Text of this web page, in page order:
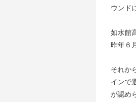
ウンド
如水館
昨年６
それか
インで
が認め